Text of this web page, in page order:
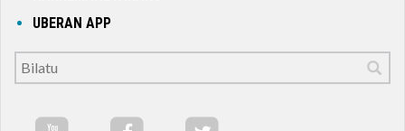
UBERAN APP